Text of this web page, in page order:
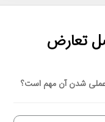
تعارض
عملی شدن آن مهم است؟